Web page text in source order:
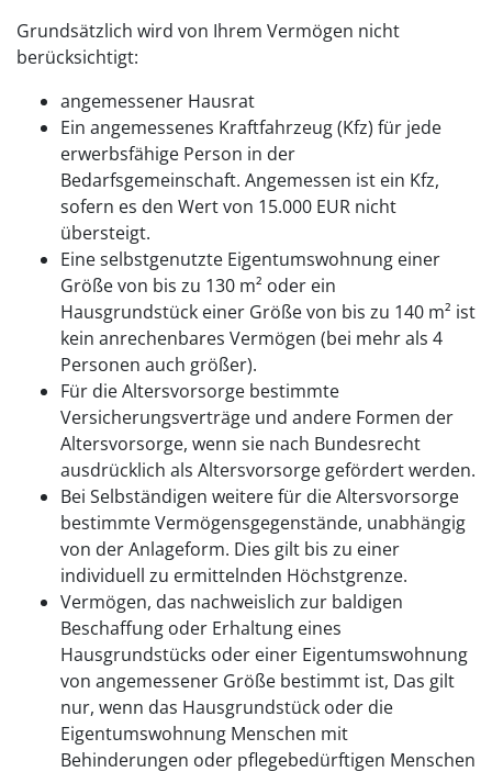
Grundsätzlich wird von Ihrem Vermögen nicht
berücksichtigt:
angemessener Hausrat
Ein angemessenes Kraftfahrzeug (Kfz) für jede
erwerbsfähige Person in der
Bedarfsgemeinschaft. Angemessen ist ein Kfz,
sofern es den Wert von 15.000 EUR nicht
übersteigt.
Eine selbstgenutzte Eigentumswohnung einer
Größe von bis zu 130 m² oder ein
Hausgrundstück einer Größe von bis zu 140 m² ist
kein anrechenbares Vermögen (bei mehr als 4
Personen auch größer).
Für die Altersvorsorge bestimmte
Versicherungsverträge und andere Formen der
Altersvorsorge, wenn sie nach Bundesrecht
ausdrücklich als Altersvorsorge gefördert werden.
Bei Selbständigen weitere für die Altersvorsorge
bestimmte Vermögensgegenstände, unabhängig
von der Anlageform. Dies gilt bis zu einer
individuell zu ermittelnden Höchstgrenze.
Vermögen, das nachweislich zur baldigen
Beschaffung oder Erhaltung eines
Hausgrundstücks oder einer Eigentumswohnung
von angemessener Größe bestimmt ist, Das gilt
nur, wenn das Hausgrundstück oder die
Eigentumswohnung Menschen mit
Behinderungen oder pflegebedürftigen Menschen